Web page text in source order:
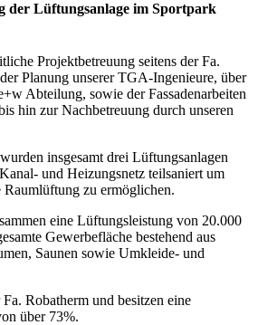
der Lüftungsanlage im Sportpark
Projektbetreuung seitens der Fa.
Planung unserer TGA-Ingenieure, über
Abteilung, sowie der Fassadenarbeiten
hin zur Nachbetreuung durch unseren
insgesamt drei Lüftungsanlagen
und Heizungsnetz teilsaniert um
Raumlüftung zu ermöglichen.
eine Lüftungsleistung von 20.000
Gewerbefläche bestehend aus
Saunen sowie Umkleide- und
Robatherm und besitzen eine
über 73%.